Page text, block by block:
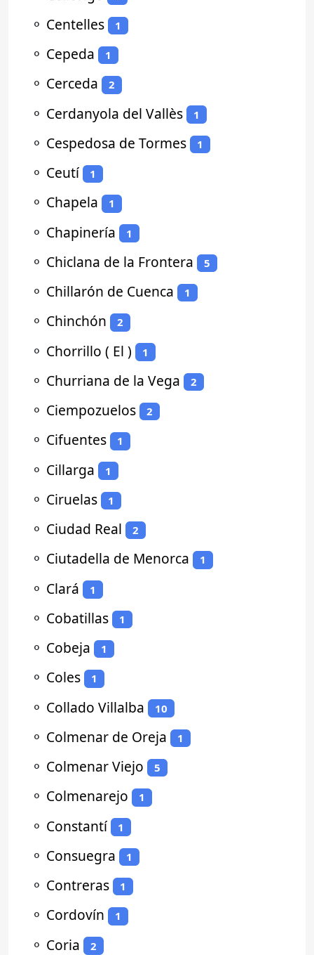
⚬ Centelles 1
⚬ Cepeda 1
⚬ Cerceda 2
⚬ Cerdanyola del Vallès 1
⚬ Cespedosa de Tormes 1
⚬ Ceutí 1
⚬ Chapela 1
⚬ Chapinería 1
⚬ Chiclana de la Frontera 5
⚬ Chillarón de Cuenca 1
⚬ Chinchón 2
⚬ Chorrillo ( El ) 1
⚬ Churriana de la Vega 2
⚬ Ciempozuelos 2
⚬ Cifuentes 1
⚬ Cillarga 1
⚬ Ciruelas 1
⚬ Ciudad Real 2
⚬ Ciutadella de Menorca 1
⚬ Clará 1
⚬ Cobatillas 1
⚬ Cobeja 1
⚬ Coles 1
⚬ Collado Villalba 10
⚬ Colmenar de Oreja 1
⚬ Colmenar Viejo 5
⚬ Colmenarejo 1
⚬ Constantí 1
⚬ Consuegra 1
⚬ Contreras 1
⚬ Cordovín 1
⚬ Coria 2